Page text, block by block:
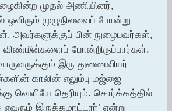
முதல் அணியினர்,
முழுநிலவைப் போன்று
அவர்களுக்குப் பின் நுழைபவர்கள்,
விண்மீன்களைப் போன்றிருப்பார்கள்.
இரு துணைவியர்
காலின் எலும்பு மஜ்ஜை
வெளியே தெரியும். சொர்க்கத்தில்
இருக்கமாட்டார்’ என்று